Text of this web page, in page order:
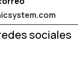
sociales